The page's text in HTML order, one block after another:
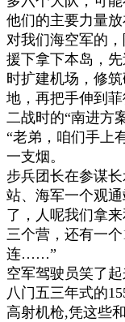
他们的主要力量
对我们海空军的
援下拿下本岛，
时扩建机场，修
地，再把手伸到
二战时的“南进方
“老弟，咱们手上
一支烟。
步兵团长在参谋长
站、海军一个观
了，人呢我们拿
三个营，还有一个
连……”
空军驾驶员笑了起
八门五三年式的
高射机枪,凭这些